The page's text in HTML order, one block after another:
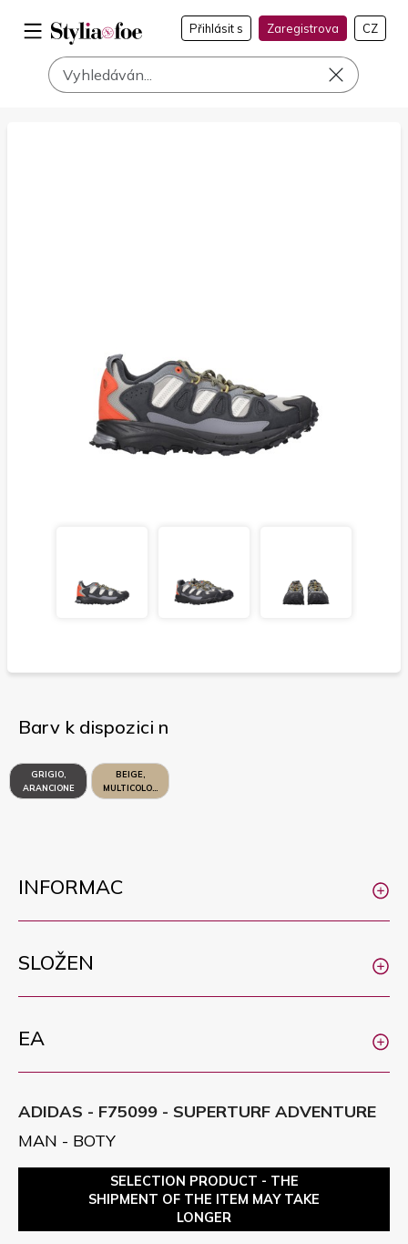
Přihlásit s Zaregistrova CZ
Barv k dispozici n
GRIGIO,
ARANCIONE
BEIGE,
MULTICOLORE
INFORMAC
SLOŽEN
EA
ADIDAS - F75099 - SUPERTURF ADVENTURE
MAN - BOTY
SELECTION PRODUCT - THE
SHIPMENT OF THE ITEM MAY TAKE
LONGER